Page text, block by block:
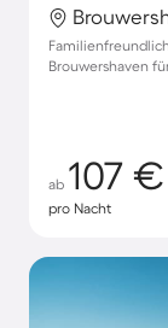
Brouwershaven
ab 107 €
pro Nacht